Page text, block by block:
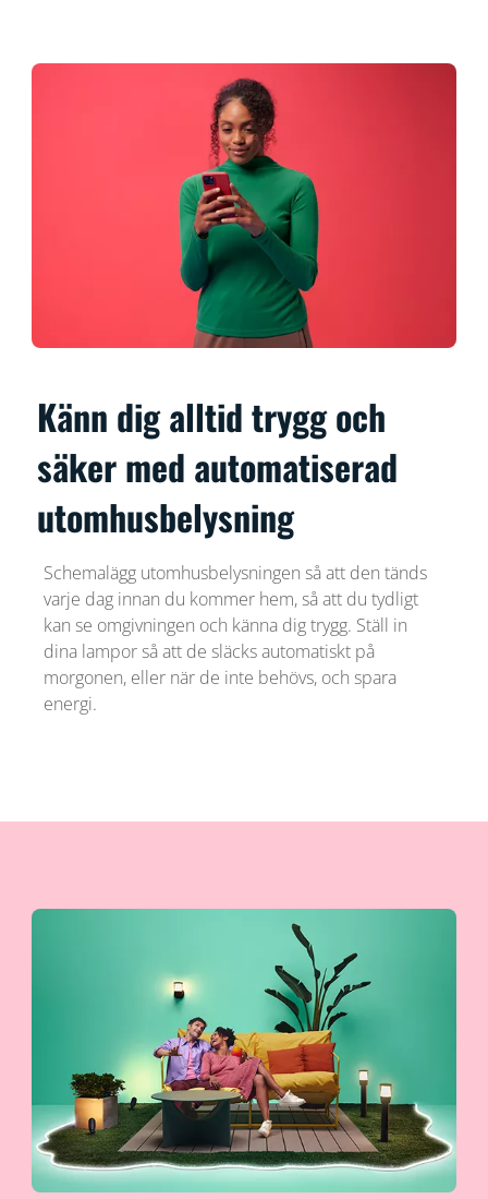
Känn dig alltid trygg och
säker med automatiserad
utomhusbelysning
Schemalägg utomhusbelysningen så att den tänds
varje dag innan du kommer hem, så att du tydligt
kan se omgivningen och känna dig trygg. Ställ in
dina lampor så att de släcks automatiskt på
morgonen, eller när de inte behövs, och spara
energi.